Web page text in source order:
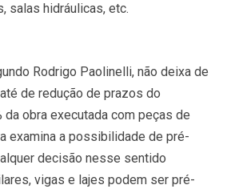
salas hidráulicas, etc.
Rodrigo Paolinelli, não deixa de
de redução de prazos do
obra executada com peças de
examina a possibilidade de pré-
decisão nesse sentido
vigas e lajes podem ser pré-